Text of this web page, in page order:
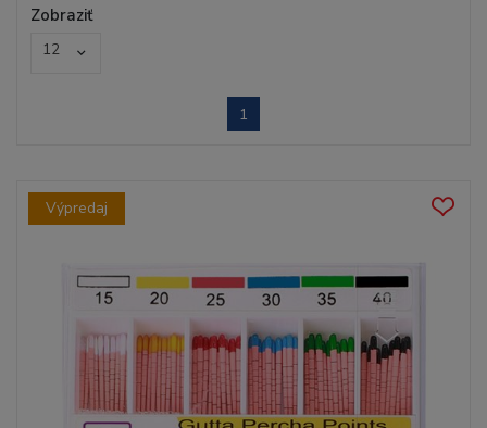
Zobraziť
12
1
Výpredaj